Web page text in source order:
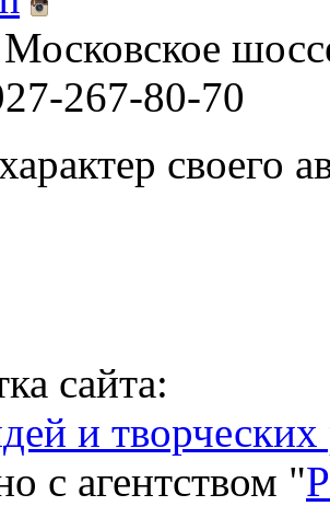
267-80-70
своего
сайта:
и
с агентством "